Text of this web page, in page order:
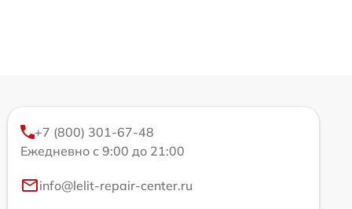
+7 (800) 301-67-48
Ежедневно с 9:00 до 21:00
info@lelit-repair-center.ru